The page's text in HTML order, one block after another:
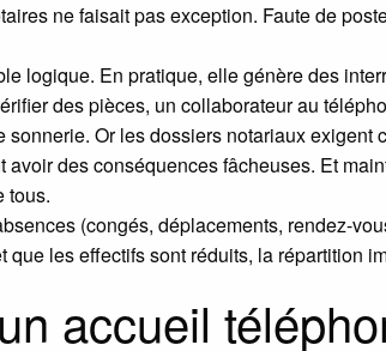
ne faisait pas exception. Faute de
logique. En pratique, elle génère des
des pièces, un collaborateur au
Or les dossiers notariaux
des conséquences fâcheuses. Et
tous.
(congés, déplacements, rendez-
que les effectifs sont réduits, la répartition
accueil